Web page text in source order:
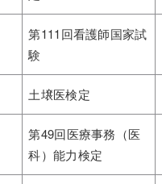
第111回看護師国家試
験
土壌医検定
第49回医療事務（医
科）能力検定